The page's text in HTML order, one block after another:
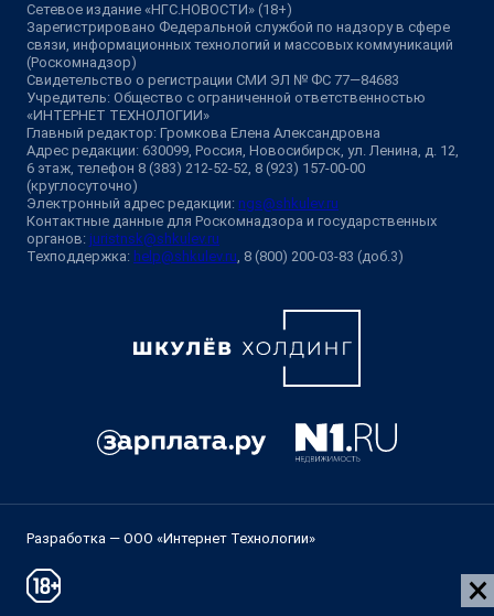
Сетевое издание «НГС.НОВОСТИ» (18+)
Зарегистрировано Федеральной службой по надзору в сфере
связи, информационных технологий и массовых коммуникаций
(Роскомнадзор)
Свидетельство о регистрации СМИ ЭЛ № ФС 77—84683
Учредитель: Общество с ограниченной ответственностью
«ИНТЕРНЕТ ТЕХНОЛОГИИ»
Главный редактор: Громкова Елена Александровна
Адрес редакции: 630099, Россия, Новосибирск, ул. Ленина, д. 12,
6 этаж, телефон 8 (383) 212-52-52, 8 (923) 157-00-00
(круглосуточно)
Электронный адрес редакции: ngs@shkulev.ru
Контактные данные для Роскомнадзора и государственных
органов: juristnsk@shkulev.ru
Техподдержка: help@shkulev.ru, 8 (800) 200-03-83 (доб.3)
Разработка — ООО «Интернет Технологии»